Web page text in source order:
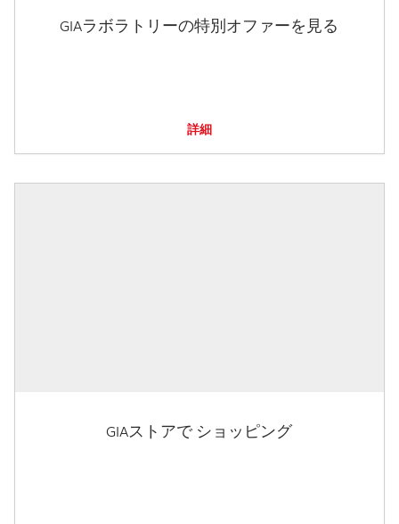
GIAラボラトリーの特別オファーを見る
詳細
GIAストアで ショッピング